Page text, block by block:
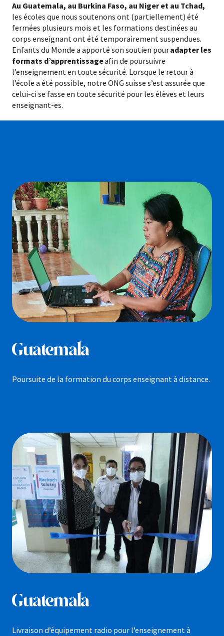
Au Guatemala, au Burkina Faso, au Niger et au Tchad,
les écoles que nous soutenons ont (partiellement) été
fermées plusieurs mois et les formations destinées au
corps enseignant ont été temporairement suspendues.
Enfants du Monde a apporté son soutien pouradapter les
formats d’apprentissageafin de poursuivre
l’enseignement en toute sécurité. Lorsque le retour à
l’école a été possible, notre ONG suisse s’est assurée que
celui-ci se fasse en toute sécurité pour les élèves et leurs
enseignant-es.
Guatemala
Poursuite de la formation du corps enseignant à distance.
Guatemala
Livraison d’équipement radio pour l’enseignement à